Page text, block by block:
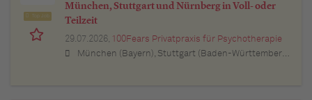
München, Stuttgart und Nürnberg in Voll- oder
Teilzeit
29.07.2026, 100Fears Privatpraxis für Psychotherapie
München (Bayern), Stuttgart (Baden-Württemberg), Nürnberg (Bayern), Esslingen am Neckar (Baden-Württemberg), Ludwigsburg (Baden-Württemberg), Sindelfingen (Baden-Württemberg), Böblingen (Baden-Württemberg), Waiblingen (Baden-Württemberg), Heilbronn (Baden-Württemberg), Reutlingen (Baden-Württemberg), Tübingen (Baden-Württemberg), Aalen (Baden-Württemberg), Schwäbisch Gmünd (Baden-Württemberg), Karlsruhe (Baden-Württemberg), Mannheim (Baden-Württemberg), Ulm (Baden-Württemberg), Pforzheim (Baden-Württemberg), Offenburg (Baden-Württemberg), Göppingen (Baden-Württemberg), Baden-Baden (Baden-Württemberg), Heidenheim an der Brenz (Baden-Württemberg), Ingolstadt (Bayern), Erlangen (Bayern), Regensburg (Bayern), Bamberg (Bayern), Bayreuth (Bayern)